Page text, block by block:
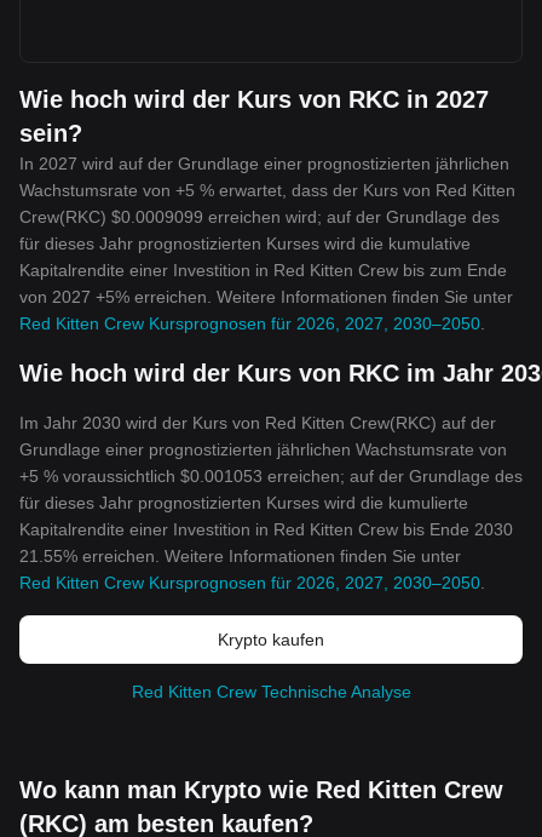
Wie hoch wird der Kurs von RKC in 2027
sein?
In 2027 wird auf der Grundlage einer prognostizierten jährlichen
Wachstumsrate von +5 % erwartet, dass der Kurs von Red Kitten
Crew(RKC) $0.0009099 erreichen wird; auf der Grundlage des
für dieses Jahr prognostizierten Kurses wird die kumulative
Kapitalrendite einer Investition in Red Kitten Crew bis zum Ende
von 2027 +5% erreichen. Weitere Informationen finden Sie unter
Red Kitten Crew Kursprognosen für 2026, 2027, 2030–2050
Wie hoch wird der Kurs von RKC im Jahr
Im Jahr 2030 wird der Kurs von Red Kitten Crew(RKC) auf der
Grundlage einer prognostizierten jährlichen Wachstumsrate von
+5 % voraussichtlich $0.001053 erreichen; auf der Grundlage des
für dieses Jahr prognostizierten Kurses wird die kumulierte
Kapitalrendite einer Investition in Red Kitten Crew bis Ende 2030
21.55% erreichen. Weitere Informationen finden Sie unter
Red Kitten Crew Kursprognosen für 2026, 2027, 2030–2050
Krypto kaufen
Red Kitten Crew Technische Analyse
Wo kann man Krypto wie Red Kitten Crew
(RKC) am besten kaufen?